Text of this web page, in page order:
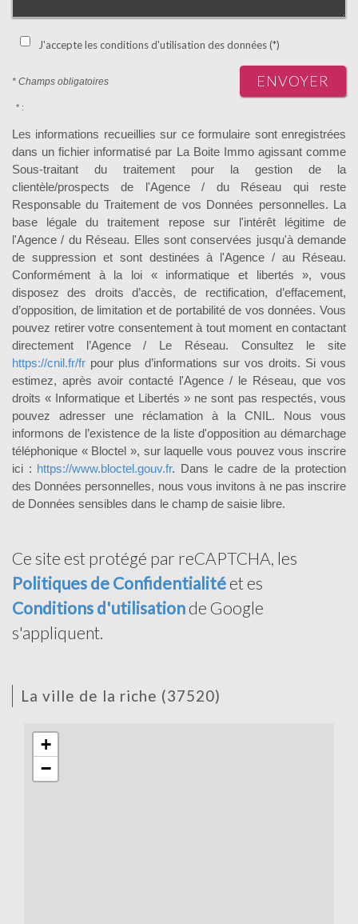
J'accepte les conditions d'utilisation des données (*)
* Champs obligatoires ENVOYER
* :
Les informations recueillies sur ce formulaire sont enregistrées
dans un fichier informatisé par La Boite Immo agissant comme
Sous-traitant du traitement pour la gestion de la
clientèle/prospects de l'Agence / du Réseau qui reste
Responsable du Traitement de vos Données personnelles. La
base légale du traitement repose sur l'intérêt légitime de
l'Agence / du Réseau. Elles sont conservées jusqu'à demande
de suppression et sont destinées à l'Agence / au Réseau.
Conformément à la loi « informatique et libertés », vous
disposez des droits d’accès, de rectification, d’effacement,
d’opposition, de limitation et de portabilité de vos données. Vous
pouvez retirer votre consentement à tout moment en contactant
directement l’Agence / Le Réseau. Consultez le site
https://cnil.fr/fr pour plus d’informations sur vos droits. Si vous
estimez, après avoir contacté l'Agence / le Réseau, que vos
droits « Informatique et Libertés » ne sont pas respectés, vous
pouvez adresser une réclamation à la CNIL. Nous vous
informons de l’existence de la liste d'opposition au démarchage
téléphonique « Bloctel », sur laquelle vous pouvez vous inscrire
ici : https://www.bloctel.gouv.fr. Dans le cadre de la protection
des Données personnelles, nous vous invitons à ne pas inscrire
de Données sensibles dans le champ de saisie libre.
Ce site est protégé par reCAPTCHA, les
Politiques de Confidentialité et es
Conditions d'utilisation de Google
s'appliquent.
la ville de la riche (37520)
+
−